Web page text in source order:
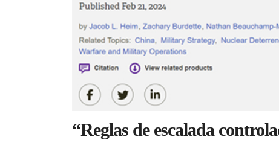
“Reglas de escalada